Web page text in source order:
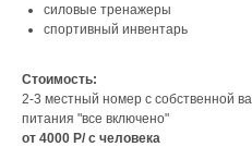
силовые тренажеры
спортивный инвентарь
Стоимость:
2-3 местный номер с собственной
питания "все включено"
от 4000 Р/ с человека